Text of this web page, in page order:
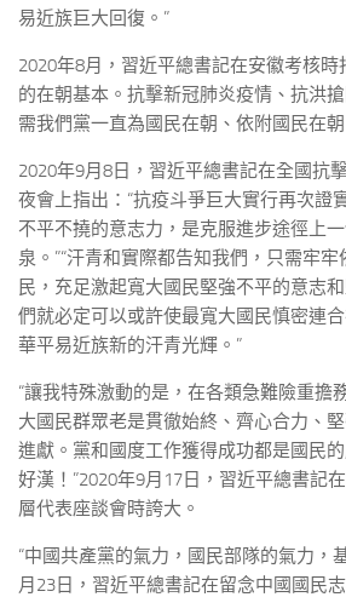
易近族巨大回復。”
2020年8月，習近平總書記在安徽考核時
的在朝基本。抗擊新冠肺炎疫情、抗洪
需我們黨一直為國民在朝、依附國民在
2020年9月8日，習近平總書記在全國抗
夜會上指出：“抗疫斗爭巨大實行再次證
不平不撓的意志力，是克服進步途徑上
泉。”“汗青和實際都告知我們，只需牢
民，充足激起寬大國民堅強不平的意志
們就必定可以或許使最寬大國民慎密連
華平易近族新的汗青光輝。”
“讓我特殊激動的是，在各類急難險重擔
大國民群眾老是貫徹始終、齊心合力、
進獻。黨和國度工作獲得成功都是國民
好漢！”2020年9月17日，習近平總書記
層代表座談會時誇大。
“中國共產黨的氣力，國民部隊的氣力，
月23日，習近平總書記在留念中國國民